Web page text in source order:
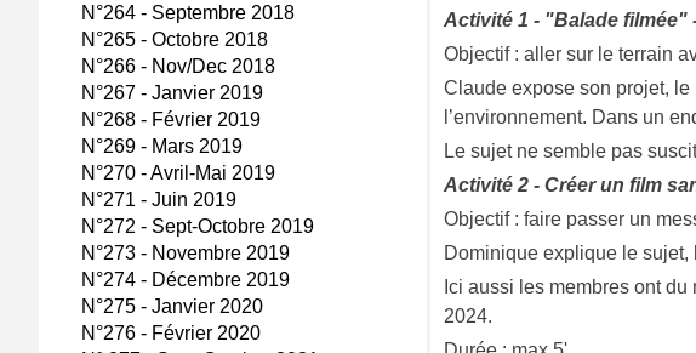
N°264 - Septembre 2018
N°265 - Octobre 2018
N°266 - Nov/Dec 2018
N°267 - Janvier 2019
N°268 - Février 2019
N°269 - Mars 2019
N°270 - Avril-Mai 2019
N°271 - Juin 2019
N°272 - Sept-Octobre 2019
N°273 - Novembre 2019
N°274 - Décembre 2019
N°275 - Janvier 2020
N°276 - Février 2020
Activité 1 - "Balade filmée"
Objectif : aller sur le terrain
Claude expose son projet, le
l’environnement. Dans un
Le sujet ne semble pas
Activité 2 - Créer un film
Objectif : faire passer un
Dominique explique le sujet,
Ici aussi les membres ont
2024.